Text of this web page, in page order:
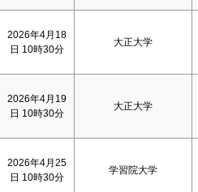
2026年4月18
日 10時30分
大正大学
2026年4月19
日 10時30分
大正大学
2026年4月25
日 10時30分
学習院大学